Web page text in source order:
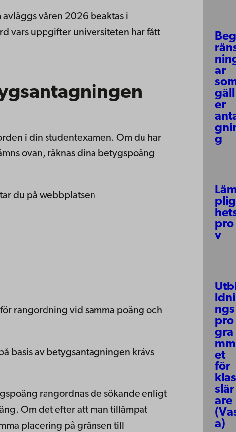
avläggs våren 2026 beaktas i
vars uppgifter universiteten har fått
i din studentexamen. Om du har
ovan, räknas dina betygspoäng
du på webbplatsen
rangordning vid samma poäng och
basis av betygsantagningen krävs
rangordnas de sökande enligt
Om det efter att man tillämpat
placering på gränsen till
Beg
ar
gäll
er
g
Läm
plig
pro
v
ldni
ngs
pro
gra
mm
et
för
klas
slär
are
a)